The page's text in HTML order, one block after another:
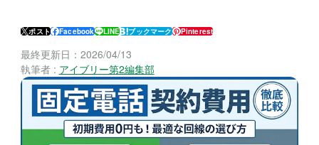
ポスト Facebook LINE ブックマーク Pinterest
最終更新日： 2026/04/13
執筆者 : アイブリー第2編集部